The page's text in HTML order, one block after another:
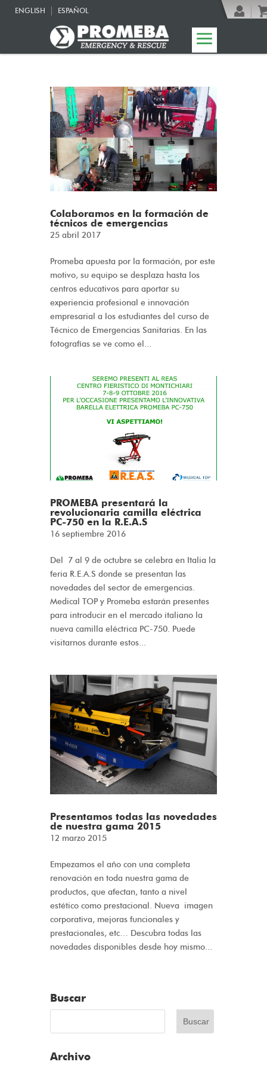
ENGLISH ESPAÑOL
Colaboramos en la formación de
técnicos de emergencias
25 abril 2017
Promeba apuesta por la formación, por este
motivo, su equipo se desplaza hasta los
centros educativos para aportar su
experiencia profesional e innovación
empresarial a los estudiantes del curso de
Técnico de Emergencias Sanitarias. En las
fotografías se ve como el...
PROMEBA presentará la
revolucionaria camilla eléctrica
PC-750 en la R.E.A.S
16 septiembre 2016
Del 7 al 9 de octubre se celebra en Italia la
feria R.E.A.S donde se presentan las
novedades del sector de emergencias.
Medical TOP y Promeba estarán presentes
para introducir en el mercado italiano la
nueva camilla eléctrica PC-750. Puede
visitarnos durante estos...
Presentamos todas las novedades
de nuestra gama 2015
12 marzo 2015
Empezamos el año con una completa
renovación en toda nuestra gama de
productos, que afectan, tanto a nivel
estético como prestacional. Nueva imagen
corporativa, mejoras funcionales y
prestacionales, etc… Descubra todas las
novedades disponibles desde hoy mismo...
Buscar
Archivo